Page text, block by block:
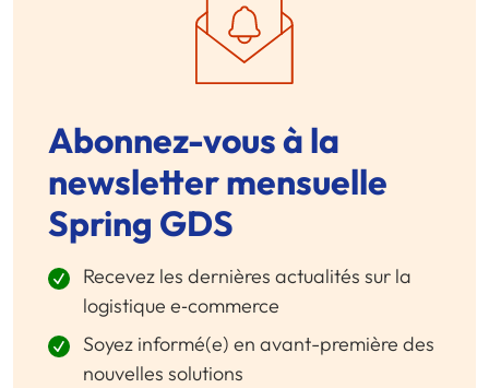
Abonnez-vous à la
newsletter mensuelle
Spring GDS
Recevez les dernières actualités sur la
logistique e‑commerce
Soyez informé(e) en avant-première des
nouvelles solutions